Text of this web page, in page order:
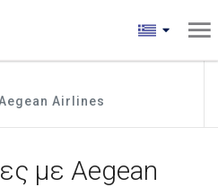
Airlines
με Aegean